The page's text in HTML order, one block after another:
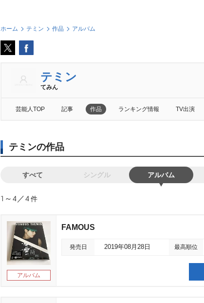
ホーム テミン 作品 アルバム
テミン
てみん
芸能人TOP 記事 作品 ランキング情報 TV出演
テミンの作品
すべて シングル アルバム
1～4／4件
アルバム
FAMOUS
発売日 2019年08月28日 最高順位